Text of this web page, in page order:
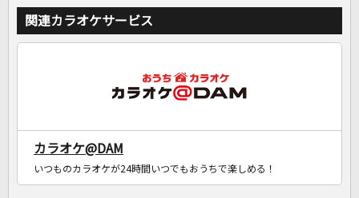
関連カラオケサービス
カラオケ@DAM
いつものカラオケが24時間いつでもおうちで楽しめる！